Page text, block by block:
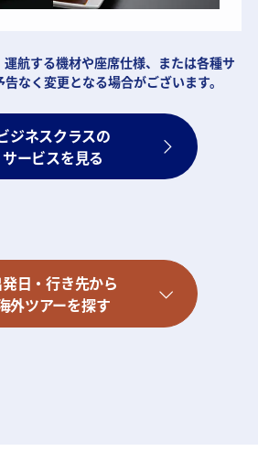
航する機材や座席仕様、または各種サ
なく変更となる場合がございます。
ジネスクラスの
サービスを見る
日・行き先から
外ツアーを探す